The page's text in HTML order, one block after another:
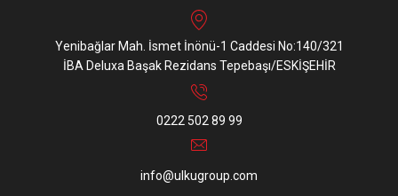
Yenibağlar Mah. İsmet İnönü-1 Caddesi No:140/321
İBA Deluxa Başak Rezidans Tepebaşı/ESKİŞEHİR
0222 502 89 99
info@ulkugroup.com